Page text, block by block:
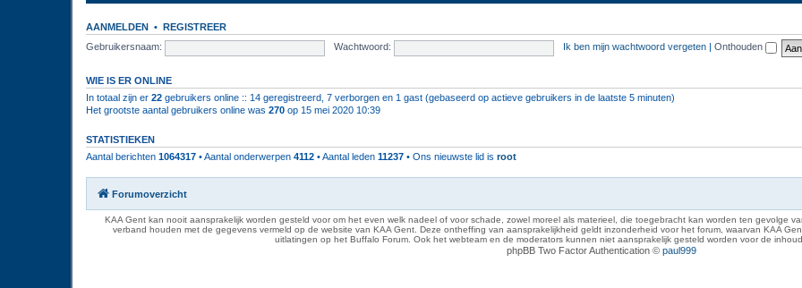
AANMELDEN • REGISTREER
Gebruikersnaam:
Wachtwoord: Ik ben mijn wachtwoord vergeten Onthouden
WIE IS ER ONLINE
In totaal zijn er 22 gebruikers online :: 14 geregistreerd, 7 verborgen en 1 gast (gebaseerd op actieve gebruikers in de laatste 5 minuten)
Het grootste aantal gebruikers online was 270 op 15 mei 2020 10:39
STATISTIEKEN
Aantal berichten 1064317 • Aantal onderwerpen 4112 • Aantal leden 11237 • Ons nieuwste lid is root
Forumoverzicht
KAA Gent kan nooit aansprakelijk worden gesteld voor om het even welk nadeel of voor schade, zowel moreel als materieel, die toegebracht kan worden ten gevolge
verband houden met de gegevens vermeld op de website van KAA Gent. Deze ontheffing van aansprakelijkheid geldt inzonderheid voor het forum, waarvan KAA
uitlatingen op het Buffalo Forum. Ook het webteam en de moderators kunnen niet aansprakelijk gesteld worden voor de
phpBB Two Factor Authentication © paul999